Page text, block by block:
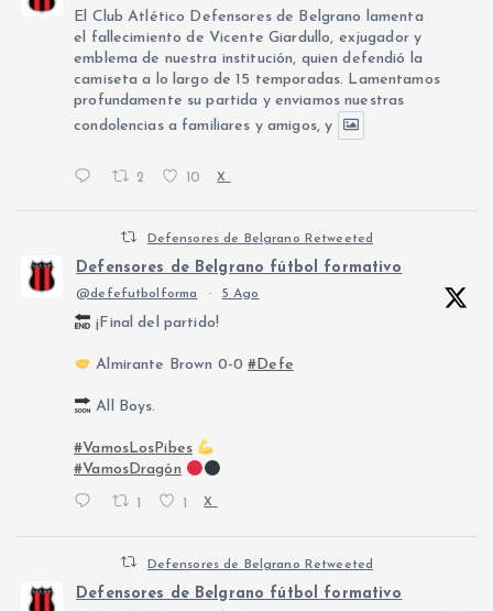
El Club Atlético Defensores de Belgrano lamenta
el fallecimiento de Vicente Giardullo, exjugador y
emblema de nuestra institución, quien defendió la
camiseta a lo largo de 15 temporadas. Lamentamos
profundamente su partida y enviamos nuestras
condolencias a familiares y amigos, y
2 10 X
Defensores de Belgrano Retweeted
Defensores de Belgrano fútbol formativo
@defefutbolforma · 5 Ago
¡Final del partido!
Almirante Brown 0-0#Defe
All Boys.
#VamosLosPibes
#VamosDragón
1 1 X
Defensores de Belgrano Retweeted
Defensores de Belgrano fútbol formativo